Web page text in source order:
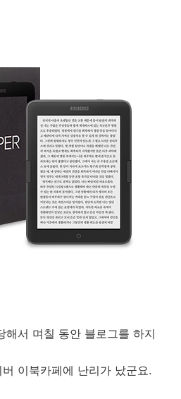
해서 며칠 동안 블로그를 하지
이북카페에 난리가 났군요.